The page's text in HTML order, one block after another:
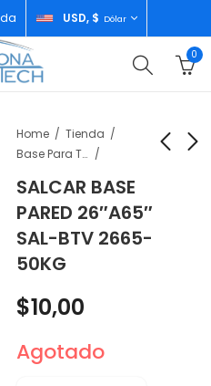
USD, $ Dólar
0
Home
Tienda
Base Para Televisor
SALCAR BASE
PARED 26″A65″
SAL-BTV 2665-
50KG
AUTOMATICA 7KG
TTW07
$ 180,00
CHIP M2 8GB/256GB
13-INCH SILVER
$969,00
$10,00
Agotado